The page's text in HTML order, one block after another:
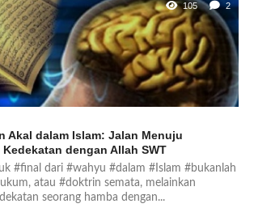
105 2
Akal dalam Islam: Jalan Menuju
dengan Allah SWT
#final dari #wahyu #dalam #Islam #bukanlah
atau #doktrin semata, melainkan
seorang hamba dengan...